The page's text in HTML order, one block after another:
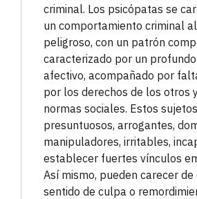
criminal. Los psicópatas se
un comportamiento criminal
peligroso, con un patrón
caracterizado por un
afectivo, acompañado por
por los derechos de los otros
normas sociales. Estos
presuntuosos, arrogantes,
manipuladores, irritables,
establecer fuertes vínculos
Así mismo, pueden carecer
sentido de culpa o